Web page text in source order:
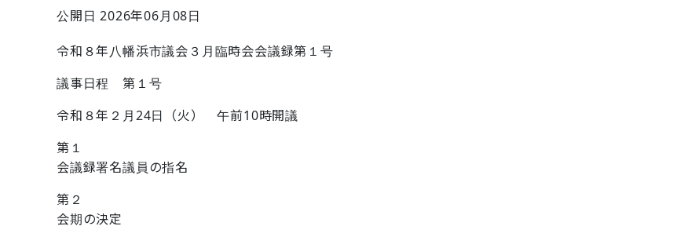
公開日 2026年06月08日
令和８年八幡浜市議会３月臨時会会議録第１号
議事日程 第１号
令和８年２月24日（火） 午前10時開議
第１
会議録署名議員の指名
第２
会期の決定